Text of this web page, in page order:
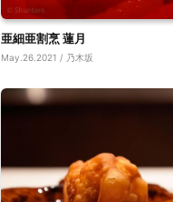
亜細亜割烹 蓮月
May.26.2021 / 乃木坂